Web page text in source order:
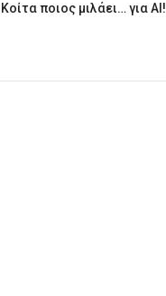
Κοίτα ποιος μιλάει… για AI!